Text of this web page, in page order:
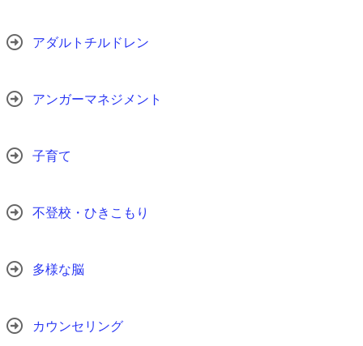
アダルトチルドレン
アンガーマネジメント
子育て
不登校・ひきこもり
多様な脳
カウンセリング